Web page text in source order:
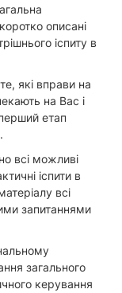
описані
іспиту в
які вправи на
на Вас і
етап
всі можливі
іспити в
всі
запитаннями
загального
керування